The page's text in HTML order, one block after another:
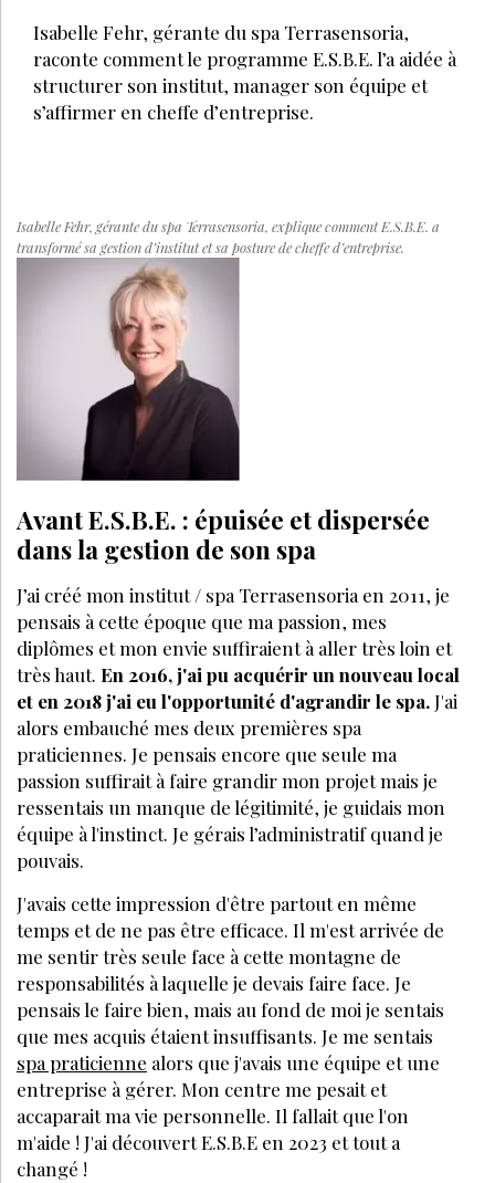
Isabelle Fehr, gérante du spa Terrasensoria,
raconte comment le programme E.S.B.E. l’a aidée à
structurer son institut, manager son équipe et
s’affirmer en cheffe d’entreprise.
Isabelle Fehr, gérante du spa Terrasensoria, explique comment E.S.B.E. a
transformé sa gestion d’institut et sa posture de cheffe d’entreprise.
Avant E.S.B.E. : épuisée et dispersée
dans la gestion de son spa
J’ai créé mon institut / spa Terrasensoria en 2011, je
pensais à cette époque que ma passion, mes
diplômes et mon envie suffiraient à aller très loin et
très haut. En 2016, j'ai pu acquérir un nouveau local
et en 2018 j'ai eu l'opportunité d'agrandir le spa.J'ai
alors embauché mes deux premières spa
praticiennes. Je pensais encore que seule ma
passion suffirait à faire grandir mon projet mais je
ressentais un manque de légitimité, je guidais mon
équipe à l'instinct. Je gérais l’administratif quand je
pouvais.
J'avais cette impression d'être partout en même
temps et de ne pas être efficace. Il m'est arrivée de
me sentir très seule face à cette montagne de
responsabilités à laquelle je devais faire face. Je
pensais le faire bien, mais au fond de moi je sentais
que mes acquis étaient insuffisants. Je me sentais
spa praticienne alors que j'avais une équipe et une
entreprise à gérer. Mon centre me pesait et
accaparait ma vie personnelle. Il fallait que l'on
m'aide ! J'ai découvert E.S.B.E en 2023 et tout a
changé !